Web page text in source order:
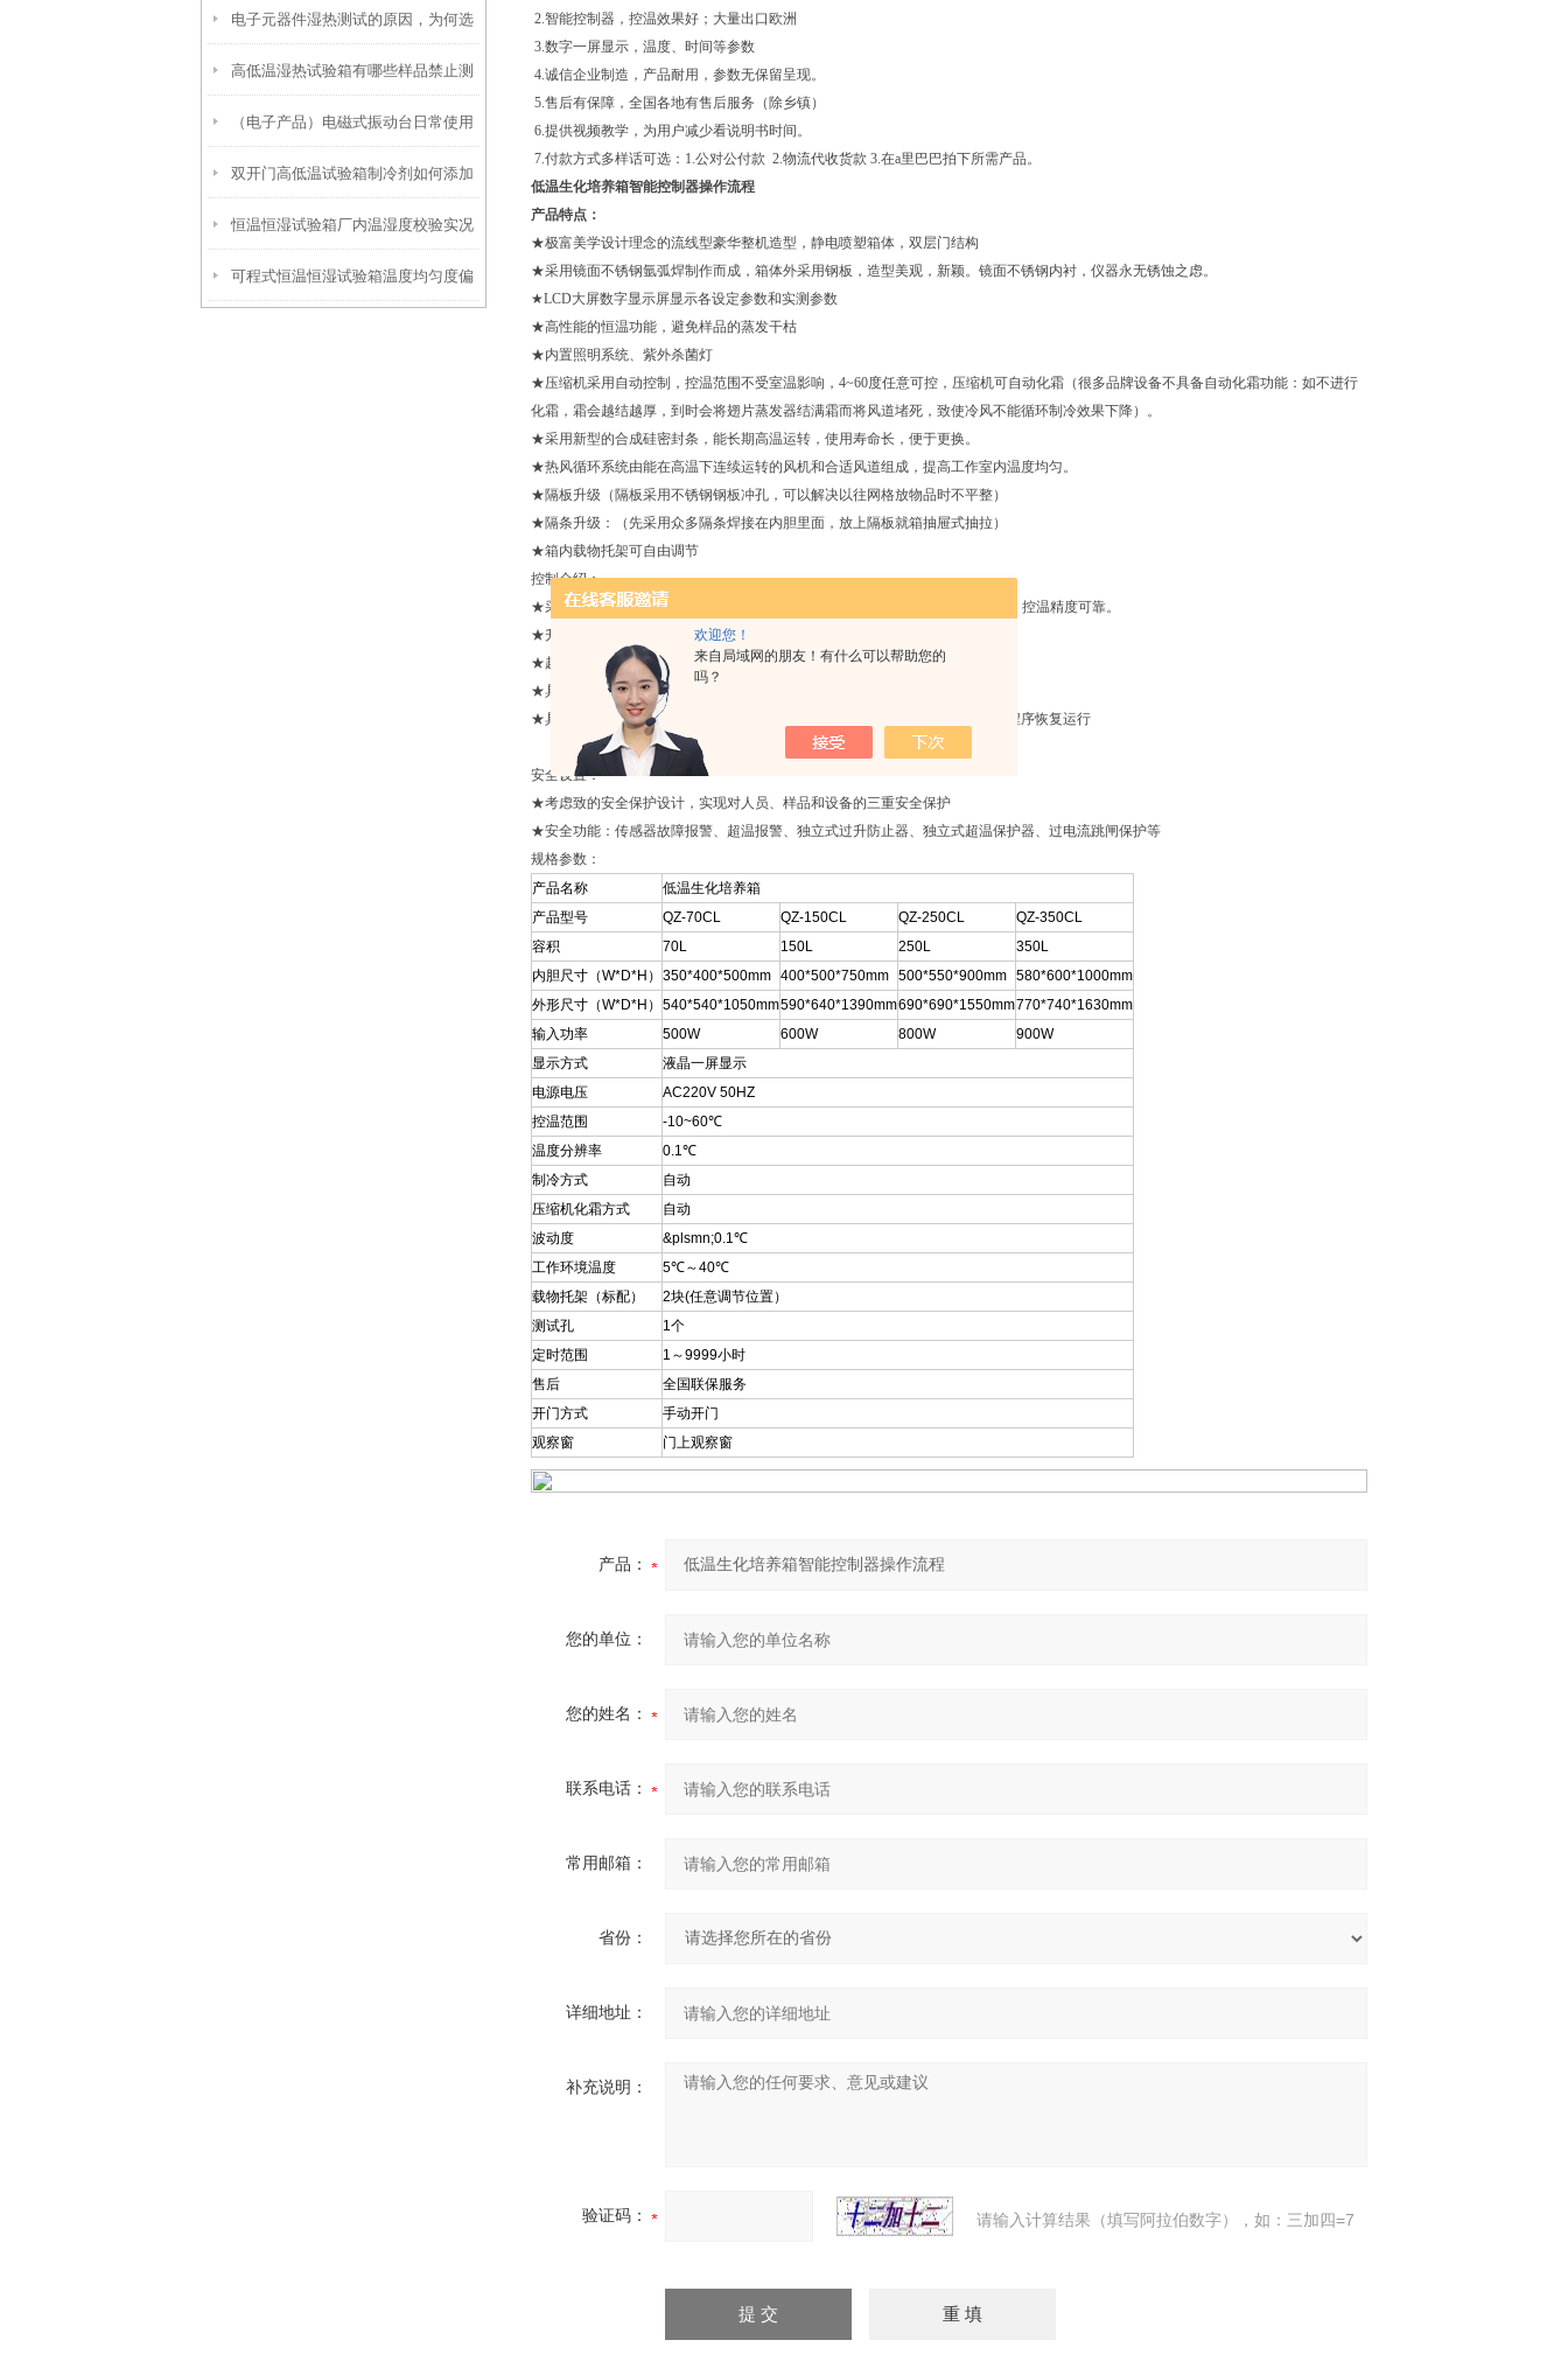
欢迎您！
来自局域网的朋友！有什么可以帮助您的
吗？
的几个点
电子元器件湿热测试的原因，为何选
择可程式恒温恒湿试验箱
高低温湿热试验箱有哪些样品禁止测
试（电子产品）电磁式振动台日常使用
注意事项
双开门高低温试验箱制冷剂如何添加
恒温恒湿试验箱厂内温湿度校验实况
可程式恒温恒湿试验箱温度均匀度偏
2.智能控制器，控温效果好；大量出口欧洲
3.数字一屏显示，温度、时间等参数
4.诚信企业制造，产品耐用，参数无保留呈现。
5.售后有保障，全国各地有售后服务（除乡镇）
6.提供视频教学，为用户减少看说明书时间。
7.付款方式多样话可选：1.公对公付款 2.物流代收货款 3.在a里巴巴拍下所需产品。
低温生化培养箱智能控制器操作流程
产品特点：
★极富美学设计理念的流线型豪华整机造型，静电喷塑箱体，双层门结构
★采用镜面不锈钢氩弧焊制作而成，箱体外采用钢板，造型美观，新颖。镜面不锈钢内衬，仪器永无锈蚀之虑。
★LCD大屏数字显示屏显示各设定参数和实测参数
★高性能的恒温功能，避免样品的蒸发干枯
★内置照明系统、紫外杀菌灯
★压缩机采用自动控制，控温范围不受室温影响，4~60度任意可控，压缩机可自动化霜（很多品牌设备不具备自动化霜功能：如不进行
化霜，霜会越结越厚，到时会将翅片蒸发器结满霜而将风道堵死，致使冷风不能循环制冷效果下降）。
★采用新型的合成硅密封条，能长期高温运转，使用寿命长，便于更换。
★热风循环系统由能在高温下连续运转的风机和合适风道组成，提高工作室内温度均匀。
★隔板升级（隔板采用不锈钢钢板冲孔，可以解决以往网格放物品时不平整）
★隔条升级：（先采用众多隔条焊接在内胆里面，放上隔板就箱抽屉式抽拉）
★箱内载物托架可自由调节
控制介绍：
★采用具有超温偏差保护、数字显示的微电脑P.I.D温度控制器，带有定时功能，控温精度可靠。
★升级版声光报警环境扫描微电脑芯片，具有更*的数据处理功能
★超温报警、定时停机、来电恢复、参数加密、温度修正等功能。
★具有压缩机启动延时功能，有效保证压缩机使用寿命；并具备自动化霜功能。
★具有断电恢复功能，在外电源突然失电又重新来电后，设备可自动按原设定程序恢复运行
安全设置：
★考虑致的安全保护设计，实现对人员、样品和设备的三重安全保护
★安全功能：传感器故障报警、超温报警、独立式过升防止器、独立式超温保护器、过电流跳闸保护等
规格参数：
产品名称
低温生化培养箱
产品型号
QZ-70CL QZ-150CL QZ-250CL
QZ-350CL
容积
70L 150L 250L
350L
内胆尺寸（W*D*H） 350*400*500mm 400*500*750mm 500*550*900mm 580*600*1000mm
外形尺寸（W*D*H） 540*540*1050mm590*640*1390mm690*690*1550mm770*740*1630mm
输入功率
500W 600W 800W
900W
显示方式
液晶一屏显示
电源电压
AC220V 50HZ
控温范围
-10~60℃
温度分辨率
0.1℃
制冷方式
自动
压缩机化霜方式
自动
波动度
&plsmn;0.1℃
工作环境温度
5℃～40℃
载物托架（标配）
2块(任意调节位置）
测试孔
1个
定时范围
1～9999小时
售后
全国联保服务
开门方式
手动开门
观察窗
门上观察窗
产品：
您的单位：
您的姓名：
联系电话：
常用邮箱：
省份：
详细地址：
补充说明：
验证码： 请输入计算结果（填写阿拉伯数字），如：三加四=7